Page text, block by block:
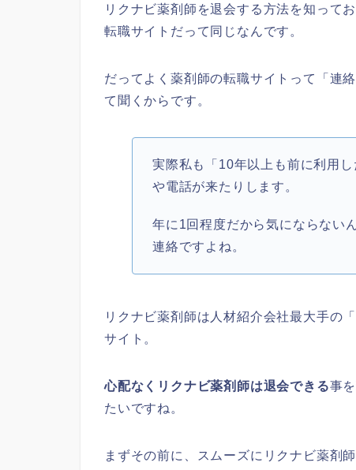
リクナビ薬剤師を退会する方法を知って
転職サイトだって同じなんです。
だってよく薬剤師の転職サイトって「連
て聞くからです。
実際私も「10年以上も前に利用
や電話が来たりします。
年に1回程度だから気にならない
連絡ですよね。
リクナビ薬剤師は人材紹介会社最大手の
サイト。
心配なくリクナビ薬剤師は退会できる事
たいですね。
まずその前に、スムーズにリクナビ薬剤